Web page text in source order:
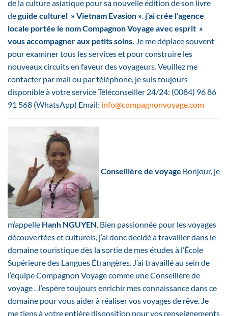
de la culture asiatique pour sa nouvelle édition de son livre
deguide culturel » Vietnam Evasion » j’ai crée l’agence
locale portée le nom Compagnon Voyage avec esprit »
vous accompagner aux petits soins. Je me déplace souvent
pour examiner tous les services et pour construire les
nouveaux circuits en faveur des voyageurs. Veuillez me
contacter par mail ou par téléphone, je suis toujours
disponible à votre service Téléconseiller 24/24: (0084) 96 86
91 568 (WhatsApp) Email: info@compagnonvoyage.com
Conseillère de voyage Bonjour, je
m’appelle Hanh NGUYEN . Bien passionnée pour les voyages
découvertées et culturels, j’ai donc decidé à travailler dans le
domaine touristique dès la sortie de mes études à l’École
Supérieure des Langues Étrangères. J’ai travaillé au sein de
l’équipe Compagnon Voyage comme une Conseillère de
voyage . J’espère toujours enrichir mes connaissance dans ce
domaine pour vous aider à réaliser vos voyages de rêve. Je
me tiens à votre entière disposition pour vos renseignements